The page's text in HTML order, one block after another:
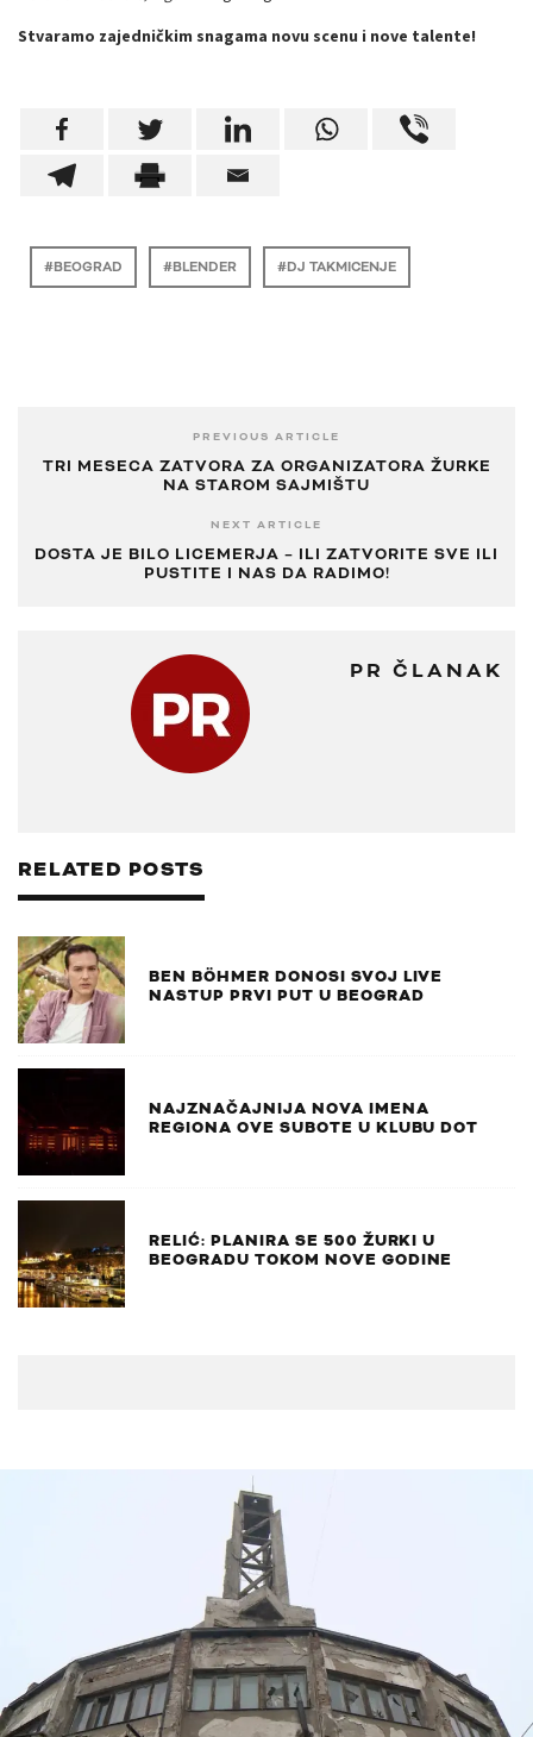
Stvaramo zajedničkim snagama novu scenu i nove talente!
BEOGRAD BLENDER DJ TAKMICENJE
PREVIOUS ARTICLE
TRI MESECA ZATVORA ZA ORGANIZATORA ŽURKE
NA STAROM SAJMIŠTU
NEXT ARTICLE
DOSTA JE BILO LICEMERJA – ILI ZATVORITE SVE ILI
PUSTITE I NAS DA RADIMO!
PR ČLANAK
RELATED POSTS
BEN BÖHMER DONOSI SVOJ LIVE
NASTUP PRVI PUT U BEOGRAD
NAJZNAČAJNIJA NOVA IMENA
REGIONA OVE SUBOTE U KLUBU DOT
RELIĆ: PLANIRA SE 500 ŽURKI U
BEOGRADU TOKOM NOVE GODINE